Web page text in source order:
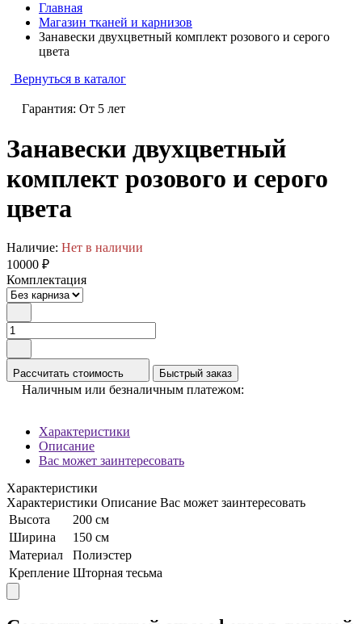
Главная
Магазин тканей и карнизов
Занавески двухцветный комплект розового и серого
цвета
Вернуться в каталог
Гарантия: От 5 лет
Занавески двухцветный
комплект розового и серого
цвета
Наличие: Нет в наличии
10000 ₽
Комплектация
Рассчитать стоимость Быстрый заказ
Наличным или безналичным платежом:
Характеристики
Описание
Вас может заинтересовать
Характеристики
Характеристики Описание Вас может заинтересовать
Высота
200 см
Ширина
150 см
Материал
Полиэстер
Крепление Шторная тесьма